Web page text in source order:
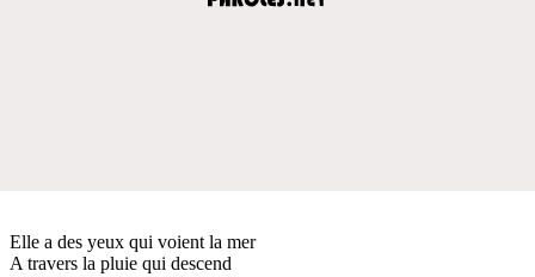
Elle a des yeux qui voient la mer
A travers la pluie qui descend